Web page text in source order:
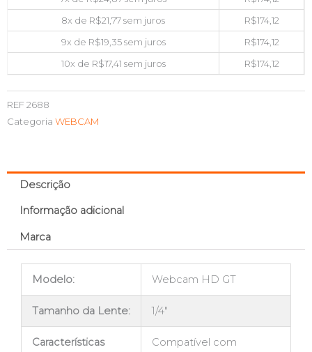
8x de R$21,77sem juros R$174,12
9x de R$19,35sem juros R$174,12
10x de R$17,41 sem juros R$174,12
REF2688
Categoria WEBCAM
Descrição
Informação adicional
Marca
Modelo: Webcam HD GT
Tamanho da Lente: 1/4″
Características
Compatível com